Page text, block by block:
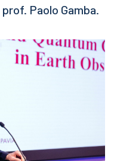
Paolo Gamba.